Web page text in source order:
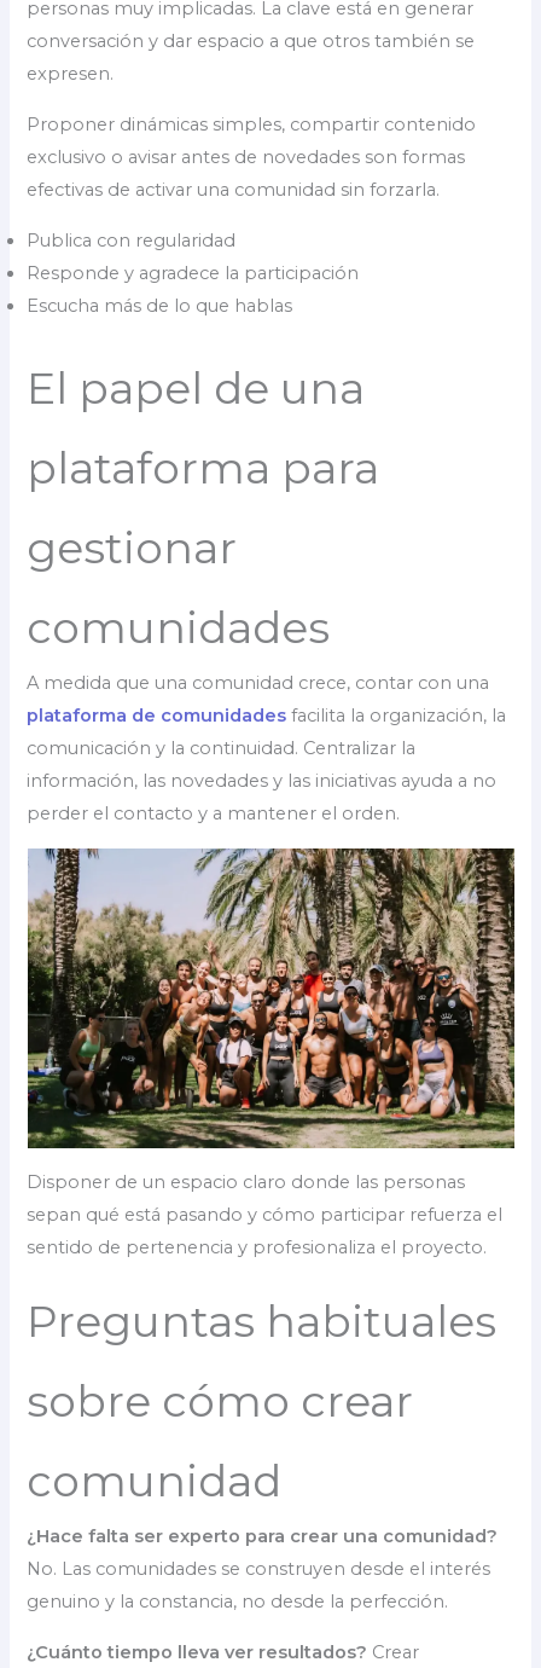
personas muy implicadas. La clave está en generar
conversación y dar espacio a que otros también se
expresen.
Proponer dinámicas simples, compartir contenido
exclusivo o avisar antes de novedades son formas
efectivas de activar una comunidad sin forzarla.
Publica con regularidad
Responde y agradece la participación
Escucha más de lo que hablas
El papel de una
plataforma para
gestionar
comunidades
A medida que una comunidad crece, contar con una
plataforma de comunidades facilita la organización, la
comunicación y la continuidad. Centralizar la
información, las novedades y las iniciativas ayuda a no
perder el contacto y a mantener el orden.
Disponer de un espacio claro donde las personas
sepan qué está pasando y cómo participar refuerza el
sentido de pertenencia y profesionaliza el proyecto.
Preguntas habituales
sobre cómo crear
comunidad
¿Hace falta ser experto para crear una comunidad?
No. Las comunidades se construyen desde el interés
genuino y la constancia, no desde la perfección.
¿Cuánto tiempo lleva ver resultados? Crear